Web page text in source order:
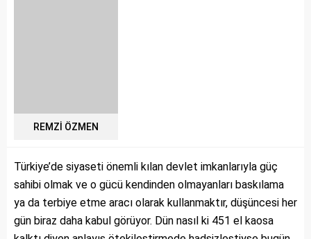
REMZİ ÖZMEN
Türkiye’de siyaseti önemli kılan devlet imkanlarıyla güç
sahibi olmak ve o gücü kendinden olmayanları baskılama
ya da terbiye etme aracı olarak kullanmaktır, düşüncesi her
gün biraz daha kabul görüyor. Dün nasıl ki 451 el kaosa